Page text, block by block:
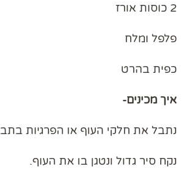
2 כוסות אורז
פלפל ומלח
כפית בהרט
איך מכינים-
נתבל את חלקי העוף או הפרגיות
נקח סיר גדול ונטגן בו את העוף.